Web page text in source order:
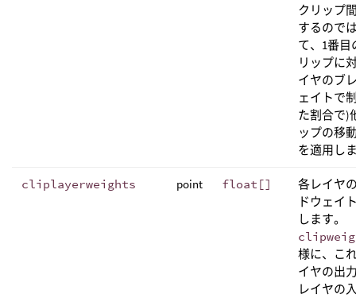
クリップ
するので
て、1番目
リップに
イヤのブ
ェイトで
た割合で)
ップの移
を適用し
cliplayerweights point float[]
各レイヤ
ドウェイ
します。
様に、こ
イヤの出
レイヤの